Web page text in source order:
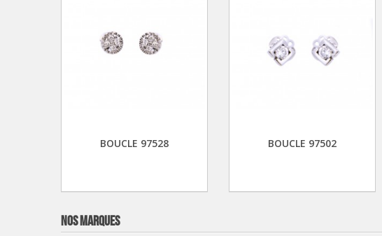
BOUCLE 97528 BOUCLE 97502
NOS MARQUES